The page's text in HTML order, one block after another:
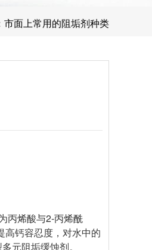
市面上常用的阻垢剂种类
丙烯酸与2-丙烯酰
高钙容忍度，对水中的
元阻垢缓蚀剂。